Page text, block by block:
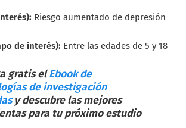
Riesgo aumentado de depresión
de interés): Entre las edades de 5 y 18
gratis elEbook de
de investigación
y descubre las mejores
para tu próximo estudio